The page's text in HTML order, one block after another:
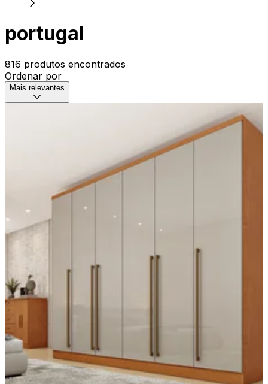
portugal
816 produtos encontrados
Ordenar por
Mais relevantes